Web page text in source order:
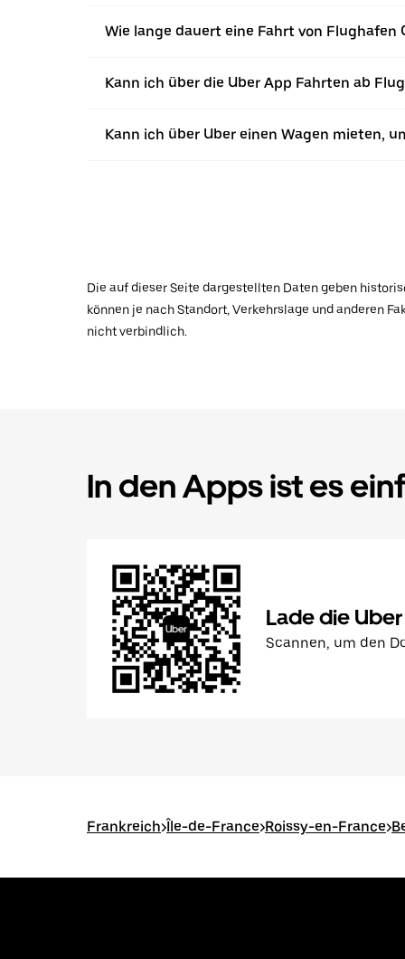
Wie lange dauert eine Fahrt von Flughafen
Kann ich über die Uber App Fahrten ab
Kann ich über Uber einen Wagen mieten,
Die auf dieser Seite dargestellten Daten geben
können je nach Standort, Verkehrslage und anderen
nicht verbindlich.
In den Apps ist es
Lade die
Scannen, um den
Frankreich>Île-de-France>Roissy-en-France>